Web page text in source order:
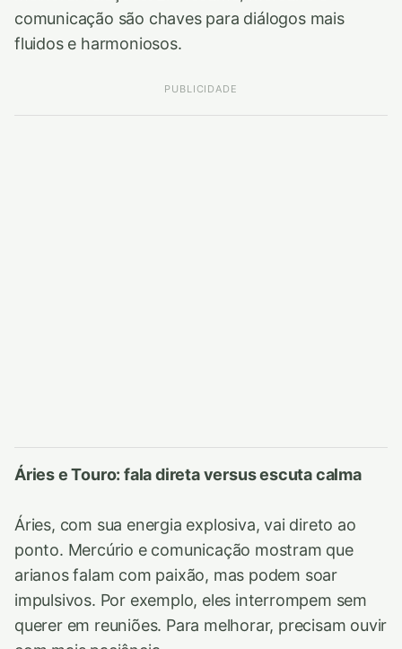
comunicação são chaves para diálogos mais
fluidos e harmoniosos.
PUBLICIDADE
Áries e Touro: fala direta versus escuta calma
Áries, com sua energia explosiva, vai direto ao
ponto. Mercúrio e comunicação mostram que
arianos falam com paixão, mas podem soar
impulsivos. Por exemplo, eles interrompem sem
querer em reuniões. Para melhorar, precisam ouvir